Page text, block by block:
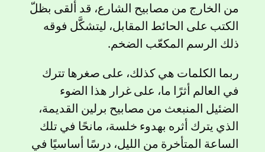
من الخارج من مصابيح الشارع، قد ألقى بظلّ
الكتب على الحائط المقابل، ليتشكَّل فوقه
ذلك الرسم المكعّب الضخم.
ربما الكلمات هي كذلك، على صغرها تترك
في العالم أثرًا ما، على غرار هذا الضوء
الضئيل المنبعث من مصابيح برلين القديمة،
الذي يترك أثره بهدوء خلسة، مانحًا في تلك
الساعة المتأخرة من الليل، درسًا أساسيًا في